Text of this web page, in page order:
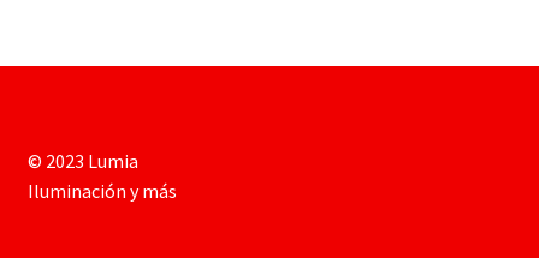
© 2023 Lumia
Iluminación y más